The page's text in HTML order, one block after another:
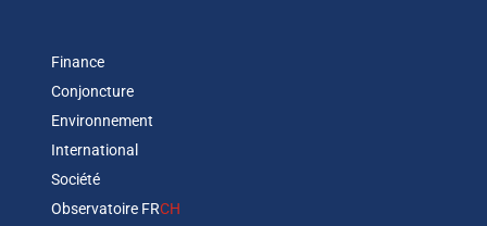
Finance
Conjoncture
Environnement
International
Société
Observatoire FRCH